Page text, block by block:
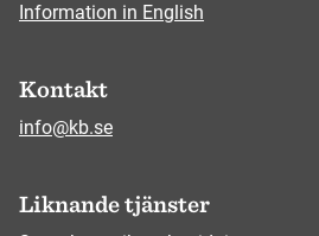
Information in English
Kontakt
info@kb.se
Liknande tjänster